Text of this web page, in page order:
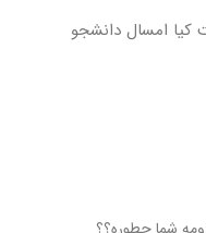
کیا امسال دانشجو